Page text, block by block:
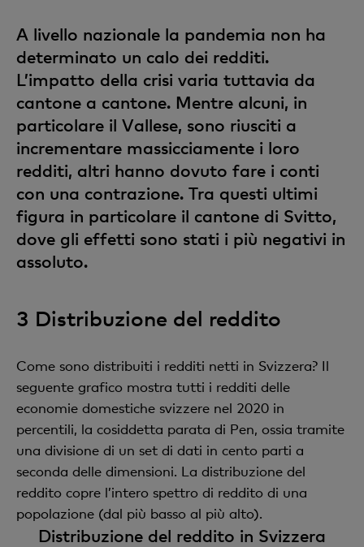
A livello nazionale la pandemia non ha
determinato un calo dei redditi.
L’impatto della crisi varia tuttavia da
cantone a cantone. Mentre alcuni, in
particolare il Vallese, sono riusciti a
incrementare massicciamente i loro
redditi, altri hanno dovuto fare i conti
con una contrazione. Tra questi ultimi
figura in particolare il cantone di Svitto,
dove gli effetti sono stati i più negativi in
assoluto.
3 Distribuzione del reddito
Come sono distribuiti i redditi netti in Svizzera? Il
seguente grafico mostra tutti i redditi delle
economie domestiche svizzere nel 2020 in
percentili, la cosiddetta parata di Pen, ossia tramite
una divisione di un set di dati in cento parti a
seconda delle dimensioni. La distribuzione del
reddito copre l’intero spettro di reddito di una
popolazione (dal più basso al più alto).
Distribuzione del reddito in Svizzera